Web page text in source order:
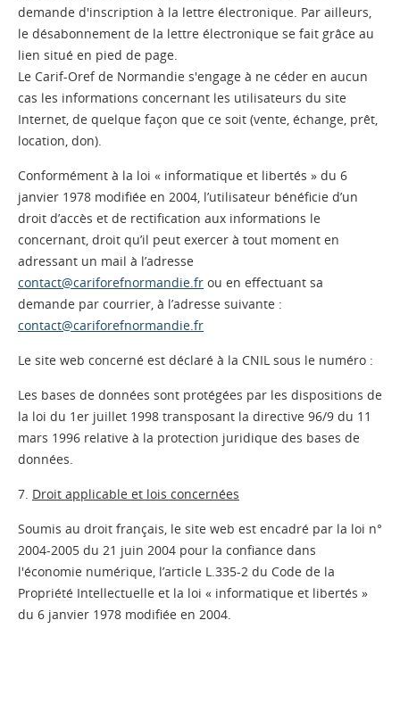
demande d'inscription à la lettre électronique. Par ailleurs,
le désabonnement de la lettre électronique se fait grâce au
lien situé en pied de page.
Le Carif-Oref de Normandie s'engage à ne céder en aucun
cas les informations concernant les utilisateurs du site
Internet, de quelque façon que ce soit (vente, échange, prêt,
location, don).
Conformément à la loi « informatique et libertés » du 6
janvier 1978 modifiée en 2004, l’utilisateur bénéficie d’un
droit d’accès et de rectification aux informations le
concernant, droit qu’il peut exercer à tout moment en
adressant un mail à l’adresse
contact@cariforefnormandie.fr ou en effectuant sa
demande par courrier, à l’adresse suivante :
contact@cariforefnormandie.fr
Le site web concerné est déclaré à la CNIL sous le numéro :
Les bases de données sont protégées par les dispositions de
la loi du 1er juillet 1998 transposant la directive 96/9 du 11
mars 1996 relative à la protection juridique des bases de
données.
7. Droit applicable et lois concernées
Soumis au droit français, le site web est encadré par la loi n°
2004-2005 du 21 juin 2004 pour la confiance dans
l'économie numérique, l’article L.335-2 du Code de la
Propriété Intellectuelle et la loi « informatique et libertés »
du 6 janvier 1978 modifiée en 2004.
Appels à projets